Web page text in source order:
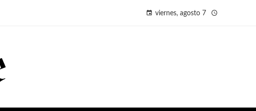
viernes, agosto 7